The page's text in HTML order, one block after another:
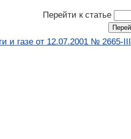
Перейти к статье
и газе от 12.07.2001 № 2665-III